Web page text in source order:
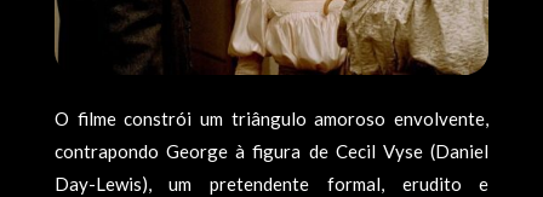
O filme constrói um triângulo amoroso envolvente,
contrapondo George à figura de Cecil Vyse (Daniel
Day-Lewis), um pretendente formal, erudito e